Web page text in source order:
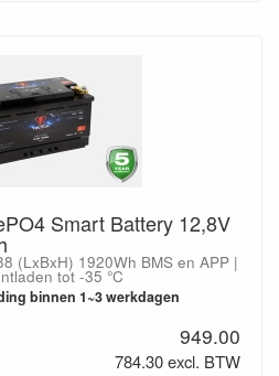
Smart Battery 12,8V
(LxBxH) 1920Wh BMS en APP |
tot -35 °C
binnen 1~3 werkdagen
949.00
784.30 excl. BTW